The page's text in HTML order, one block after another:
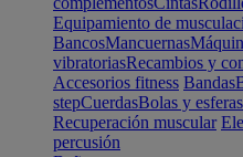
Equipamiento de
BancosMancuernas
vibratoriasRecambios y
Accesorios fitness Bandas
stepCuerdasBolas y
Recuperación muscular
percusión